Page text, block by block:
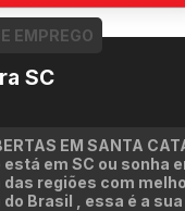
SC
EMPREGO
EM SANTA
está em SC ou sonha
das regiões com
do Brasil , essa é a